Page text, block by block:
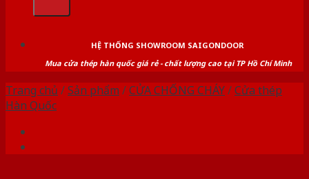
HỆ THỐNG SHOWROOM SAIGONDOOR
Mua cửa thép hàn quốc giá rẻ - chất lượng cao tại TP Hồ Chí Minh
Trang chủ /Sản phẩm /CỬA CHỐNG CHÁY/Cửa thép
Hàn Quốc